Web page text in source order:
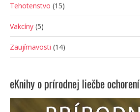
Tehotenstvo (15)
Vakcíny (5)
Zaujímavosti (14)
eKnihy o prírodnej liečbe ochorení